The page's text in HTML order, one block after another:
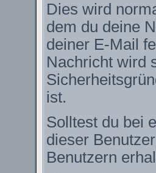
Dies wird
dem du deine
deiner E-Mail
Nachricht wird
ist.
Solltest du bei
dieser
Benutzern